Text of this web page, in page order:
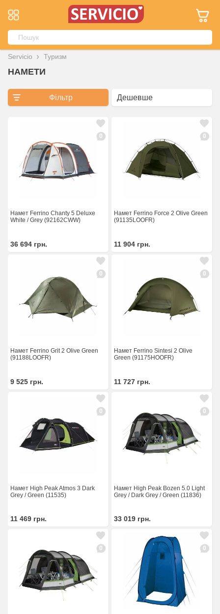
Servicio Туризм
НАМЕТИ
Фільтр
0
Намет Ferrino Chanty 5 Deluxe
White / Grey (92162CWW)
36 694 грн.
0
Намет Ferrino Force 2 Olive Green
(91135LOOFR)
11 904 грн.
0
Намет Ferrino Grit 2 Olive Green
(91188LOOFR)
9 525 грн.
0
Намет Ferrino Sintesi 2 Olive
Green (91175HOOFR)
11 727 грн.
0
Намет High Peak Atmos 3 Dark
Grey / Green (11535)
11 469 грн.
0
Намет High Peak Bozen 5.0 Light
Grey / Dark Grey / Green (11836)
33 019 грн.
0 0